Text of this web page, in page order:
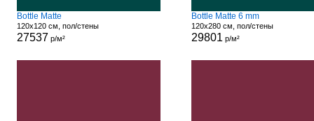
Bottle Matte
120x120 см, пол/стены
27537 р/м²
Bottle Matte 6 mm
120x280 см, пол/стены
29801 р/м²